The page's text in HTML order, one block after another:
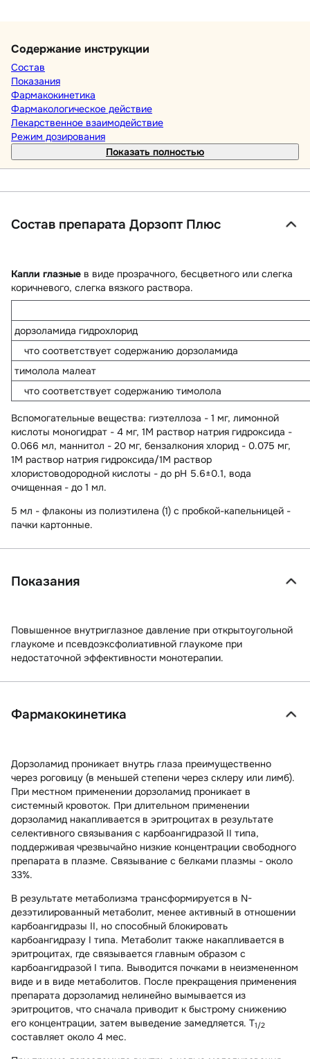
Содержание инструкции
Состав
Показания
Фармакокинетика
Фармакологическое действие
Лекарственное взаимодействие
Режим дозирования
Показать полностью
Состав препарата Дорзопт Плюс
Капли глазные в виде прозрачного, бесцветного или слегка
коричневого, слегка вязкого раствора.
дорзоламида гидрохлорид
что соответствует содержанию дорзоламида
тимолола малеат
что соответствует содержанию тимолола
Вспомогательные вещества: гиэтеллоза - 1 мг, лимонной
кислоты моногидрат - 4 мг, 1М раствор натрия гидроксида -
0.066 мл, маннитол - 20 мг, бензалкония хлорид - 0.075 мг,
1М раствор натрия гидроксида/1М раствор
хлористоводородной кислоты - до рН 5.6±0.1, вода
очищенная - до 1 мл.
5 мл - флаконы из полиэтилена (1) с пробкой-капельницей -
пачки картонные.
Показания
Повышенное внутриглазное давление при открытоугольной
глаукоме и псевдоэксфолиативной глаукоме при
недостаточной эффективности монотерапии.
Фармакокинетика
Дорзоламид проникает внутрь глаза преимущественно
через роговицу (в меньшей степени через склеру или лимб).
При местном применении дорзоламид проникает в
системный кровоток. При длительном применении
дорзоламид накапливается в эритроцитах в результате
селективного связывания с карбоангидразой II типа,
поддерживая чрезвычайно низкие концентрации свободного
препарата в плазме. Связывание с белками плазмы - около
33%.
В результате метаболизма трансформируется в N-
дезэтилированный метаболит, менее активный в отношении
карбоангидразы II, но способный блокировать
карбоангидразу I типа. Метаболит также накапливается в
эритроцитах, где связывается главным образом с
карбоангидразой I типа. Выводится почками в неизмененном
виде и в виде метаболитов. После прекращения применения
препарата дорзоламид нелинейно вымывается из
эритроцитов, что сначала приводит к быстрому снижению
его концентрации, затем выведение замедляется. T1/2
составляет около 4 мес.